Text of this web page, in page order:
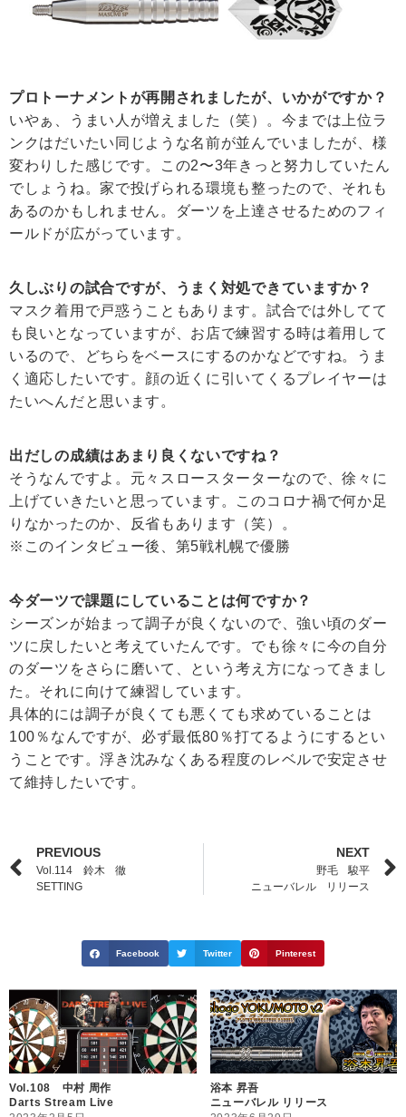
プロトーナメントが再開されましたが、いかがですか？
いやぁ、うまい人が増えました（笑）。今までは上位ラ
ンクはだいたい同じような名前が並んでいましたが、様
変わりした感じです。この2〜3年きっと努力していたん
でしょうね。家で投げられる環境も整ったので、それも
あるのかもしれません。ダーツを上達させるためのフィ
ールドが広がっています。
久しぶりの試合ですが、うまく対処できていますか？
マスク着用で戸惑うこともあります。試合では外してて
も良いとなっていますが、お店で練習する時は着用して
いるので、どちらをベースにするのかなどですね。うま
く適応したいです。顔の近くに引いてくるプレイヤーは
たいへんだと思います。
出だしの成績はあまり良くないですね？
そうなんですよ。元々スロースターターなので、徐々に
上げていきたいと思っています。このコロナ禍で何か足
りなかったのか、反省もあります（笑）。
※このインタビュー後、第5戦札幌で優勝
今ダーツで課題にしていることは何ですか？
シーズンが始まって調子が良くないので、強い頃のダー
ツに戻したいと考えていたんです。でも徐々に今の自分
のダーツをさらに磨いて、という考え方になってきまし
た。それに向けて練習しています。
具体的には調子が良くても悪くても求めていることは
100％なんですが、必ず最低80％打てるようにするとい
うことです。浮き沈みなくある程度のレベルで安定させ
て維持したいです。
PREVIOUS
Vol.114 鈴木 徹
SETTING
NEXT
野毛 駿平
ニューバレル リリース
Facebook Twitter Pinterest
Vol.108 中村 周作
Darts Stream Live
浴本 昇吾
ニューバレル リリース